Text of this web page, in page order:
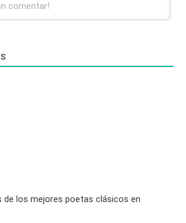
de los mejores poetas clásicos en